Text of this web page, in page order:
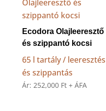
Ecodora Olajleeresztő
és szippantó kocsi
65 l tartály / leeresztés
és szippantás
Ár: 252,000 Ft + ÁFA